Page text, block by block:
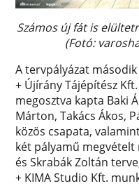
Számos új fát is
(Fotó:
A tervpályázat
+ Újírány Tájépítész
megosztva kapta Baki
Márton, Takács Ákos,
közös csapata,
két pályamű megvételt
és Skrabák Zoltán
+ KIMA Studio Kft.